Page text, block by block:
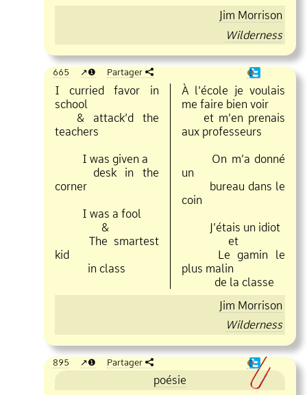
Jim Morrison
Wilderness
665 ❶ Partager ❶
I curried favor in
school
& attack’d the
teachers
I was given a
desk in the
corner
I was a fool
&
The smartest
kid
in class
À l’école je voulais
me faire bien voir
et m’en prenais
aux professeurs
On m’a donné
un
bureau dans le
coin
J’étais un idiot
et
Le gamin le
plus malin
de la classe
Jim Morrison
Wilderness
895 ❶ Partager ❶
poésie